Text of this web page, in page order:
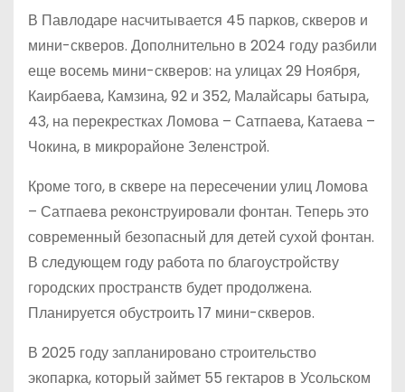
В Павлодаре насчитывается 45 парков, скверов и
мини-скверов. Дополнительно в 2024 году разбили
еще восемь мини-скверов: на улицах 29 Ноября,
Каирбаева, Камзина, 92 и 352, Малайсары батыра,
43, на перекрестках Ломова – Сатпаева, Катаева –
Чокина, в микрорайоне Зеленстрой.
Кроме того, в сквере на пересечении улиц Ломова
– Сатпаева реконструировали фонтан. Теперь это
современный безопасный для детей сухой фонтан.
В следующем году работа по благоустройству
городских пространств будет продолжена.
Планируется обустроить 17 мини-скверов.
В 2025 году запланировано строительство
экопарка, который займет 55 гектаров в Усольском